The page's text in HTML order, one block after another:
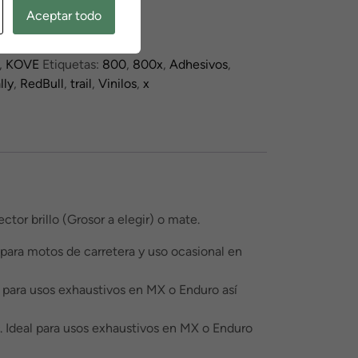
, KOVE Etiquetas: 800, 800x,Adhesivos,
, RedBull,trail,Vinilos,x
brillo (Grosor a elegir) o mate.
motos de carretera y uso ocasional en
usos exhaustivos en MX o Enduro así
para usos exhaustivos en MX o Enduro
Aceptar todo